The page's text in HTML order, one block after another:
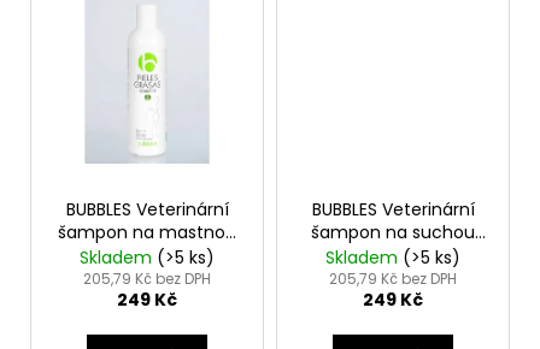
BUBBLES Veterinární
šampon na mastnou
pokožku - Oily skin
shampoo
Skladem (>5 ks)
205,79 Kč bez DPH
249 Kč
BUBBLES Veterinární
šampon na suchou
pokožku - Dry skin
shampoo
Skladem (>5 ks)
205,79 Kč bez DPH
249 Kč